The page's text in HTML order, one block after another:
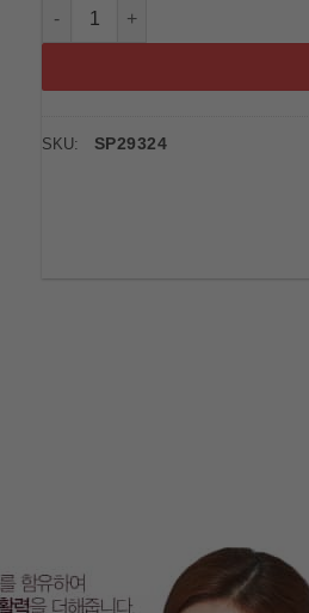
Serum tế bào gốc Eldas Aura
SKU: SP29324